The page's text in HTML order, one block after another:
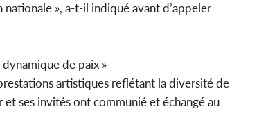
», a-t-il indiqué avant d’appeler
dynamique de paix »
artistiques reflétant la diversité de
ses invités ont communié et échangé au